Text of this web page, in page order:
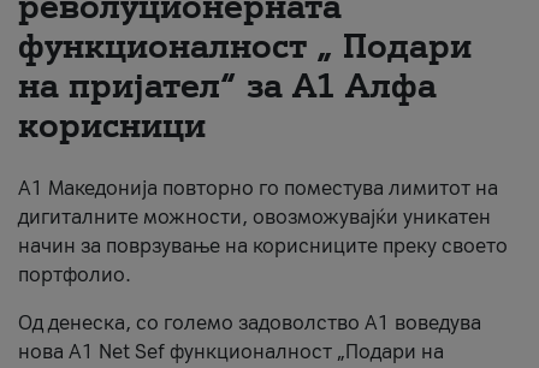
За нас
#ПодобарОнлајн
функционалност „ Подари
на пријател“ за А1 Алфа
корисници
А1 Македонија повторно го поместува лимитот на
дигиталните можности, овозможувајќи уникатен
начин за поврзување на корисниците преку своето
портфолио.
Од денеска, со големо задоволство А1 воведува
нова A1 Net Sef функционалност „Подари на